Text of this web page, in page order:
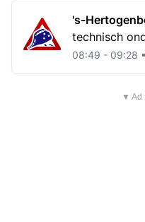
's-
technisch
08:49 - 09:28
▼ Ad